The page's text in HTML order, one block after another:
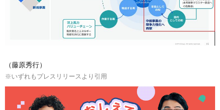
（藤原秀行）
※いずれもプレスリリースより引用